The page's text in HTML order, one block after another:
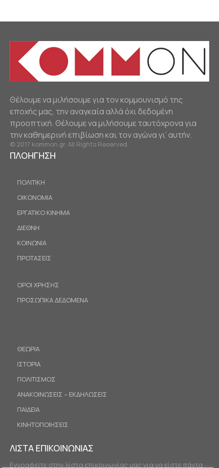
Θέλουμε να μιλήσουμε για τον κομμουνισμό της
εποχής μας, την αναγκαία αλλά όχι δεδομένη
προοπτική. Θέλουμε να μιλήσουμε ταυτόχρονα για
την καθημερινή επιβίωση και τον αγώνα γι’ αυτήν.
© 2017 kommon.gr. All Rights Reserved.
ΠΛΟΗΓΗΣΗ
ΠΟΛΙΤΙΚΗ
ΟΙΚΟΝΟΜΙΑ
ΕΡΓΑΤΙΚΟ ΚΙΝΗΜΑ
ΔΙΕΘΝΗ
ΚΟΙΝΩΝΙΑ
ΠΡΟΤΑΣΕΙΣ
ΟΡΟΙ ΧΡΗΣΗΣ
ΠΡΟΣΩΠΙΚΑ ΔΕΔΟΜΕΝΑ
ΘΕΩΡΙΑ
ΙΣΤΟΡΙΑ
ΠΟΛΙΤΙΣΜΟΣ
ΑΝΑΚΟΙΝΩΣΕΙΣ – ΕΚΔΗΛΩΣΕΙΣ
ΠΑΙΔΕΙΑ
ΚΙΝΗΤΟΠΟΙΗΣΕΙΣ
ΛΙΣΤΑ ΕΠΙΚΟΙΝΩΝΙΑΣ
Εγγραφείτε στην λίστα επικοινωνίας μας για να είστε πάντα